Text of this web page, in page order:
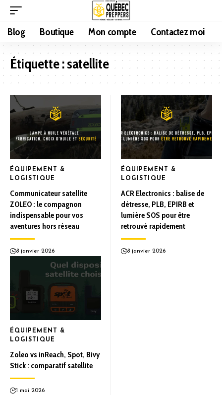
Blog Boutique Mon compte Contactez moi
Étiquette :satellite
ÉQUIPEMENT &
LOGISTIQUE
Communicateur satellite
ZOLEO : le compagnon
indispensable pour vos
aventures hors réseau
8 janvier 2026
ÉQUIPEMENT &
LOGISTIQUE
ACR Electronics : balise de
détresse, PLB, EPIRB et
lumière SOS pour être
retrouvé rapidement
8 janvier 2026
ÉQUIPEMENT &
LOGISTIQUE
Zoleo vs inReach, Spot, Bivy
Stick : comparatif satellite
1 mai 2026